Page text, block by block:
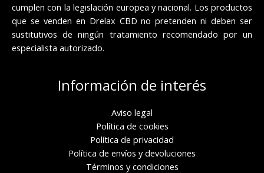
cumplen con la legislación europea y nacional. Los productos
que se venden en Drelax CBD no pretenden ni deben ser
sustitutivos de ningún tratamiento recomendado por un
especialista autorizado.
Información de interés
Aviso legal
Política de cookies
Política de privacidad
Política de envíos y devoluciones
Términos y condiciones